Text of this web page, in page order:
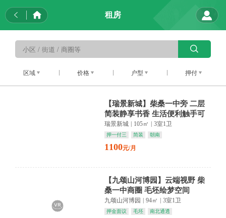
租房
区域 价格 户型 押付
【瑞景新城】柴桑一中旁 二层
简装静享书香 生活便利触手可
及
瑞景新城 105㎡ 3室1卫
押一付三 简装 朝南
1100元/月
【九颂山河博园】云端视野 柴
桑一中商圈 毛坯绘梦空间
九颂山河博园 94㎡ 3室1卫
押金面议 毛坯 南北通透